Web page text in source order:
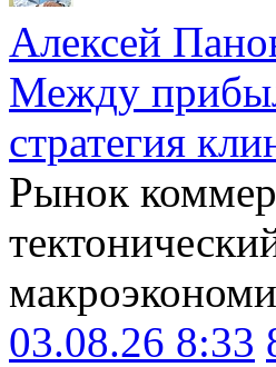
Алексей
Между
стратегия
Рынок
03.08.26 8:33